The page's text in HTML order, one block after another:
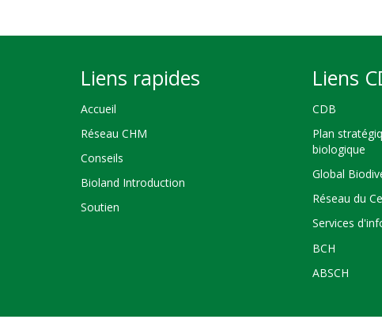
Liens rapides
Accueil
Réseau CHM
Conseils
Bioland Introduction
Soutien
Liens
CDB
Plan
biologique
Global
Réseau du
Services
BCH
ABSCH